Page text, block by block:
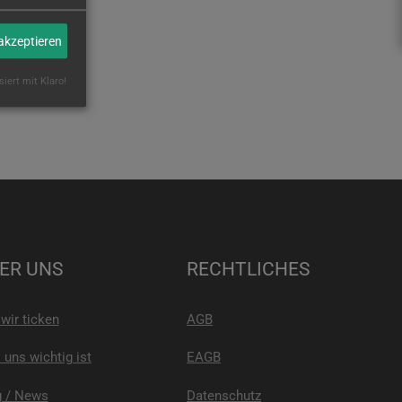
UNS
ticken
uns wichtig ist
/ News
RECHTLICHES
AGB
EAGB
Datenschutz
mit Klaro!